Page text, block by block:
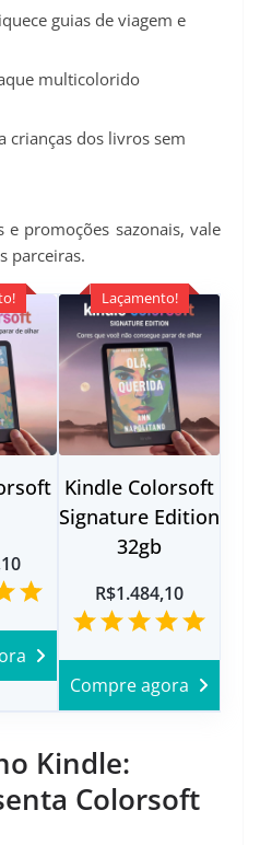
guias de viagem e
multicolorido
crianças dos livros sem
promoções sazonais, vale
parceiras.
Laçamento!
Kindle Colorsoft
Signature Edition
32gb
R$1.484,10
Compre agora
Kindle:
Colorsoft